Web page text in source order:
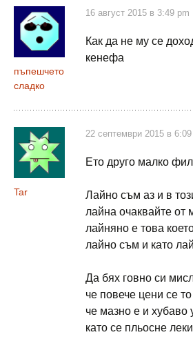
пъпешчето
сладко
16 август 2015 в 3:49 pm
Как да не му се
кенефа
Tar
22 септември 2015 в
Ето друго малко
Лайно съм аз и в
лайна очаквайте от
лайняно е това
лайно съм и като
Да бях говно си
че повече цени се
че мазно е и хубаво
като се пльосне